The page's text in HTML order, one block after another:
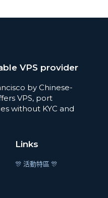
VPS provider
by Chinese-
VPS, port
without KYC and
Links
🎊 活動特區 🎊